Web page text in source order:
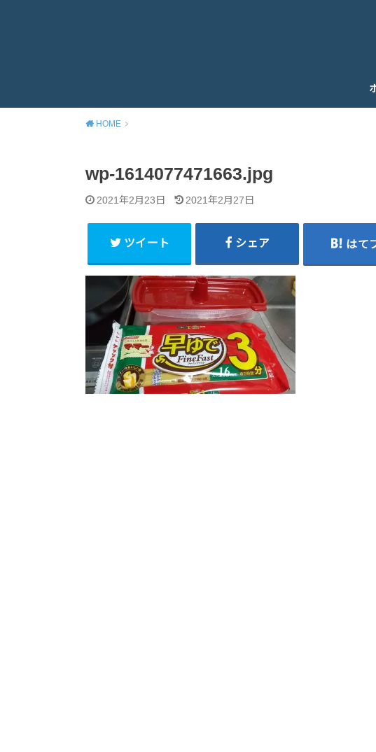
HOME
wp-1614077471663.jpg
2021年2月23日 2021年2月27日
ツイート シェア はて